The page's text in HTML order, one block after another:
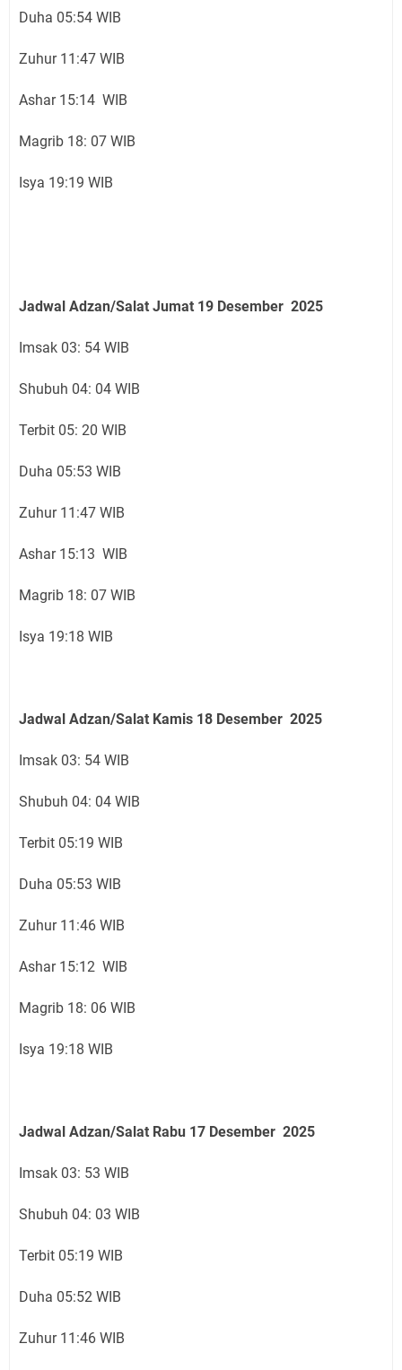
Duha 05:54 WIB
Zuhur 11:47 WIB
Ashar 15:14 WIB
Magrib 18: 07 WIB
Isya 19:19 WIB
Jadwal Adzan/Salat Jumat 19 Desember 2025
Imsak 03: 54 WIB
Shubuh 04: 04 WIB
Terbit 05: 20 WIB
Duha 05:53 WIB
Zuhur 11:47 WIB
Ashar 15:13 WIB
Magrib 18: 07 WIB
Isya 19:18 WIB
Jadwal Adzan/Salat Kamis 18 Desember 2025
Imsak 03: 54 WIB
Shubuh 04: 04 WIB
Terbit 05:19 WIB
Duha 05:53 WIB
Zuhur 11:46 WIB
Ashar 15:12 WIB
Magrib 18: 06 WIB
Isya 19:18 WIB
Jadwal Adzan/Salat Rabu 17 Desember 2025
Imsak 03: 53 WIB
Shubuh 04: 03 WIB
Terbit 05:19 WIB
Duha 05:52 WIB
Zuhur 11:46 WIB